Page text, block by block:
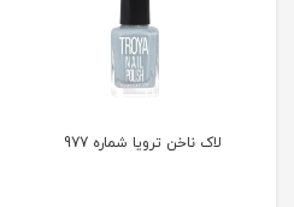
لاک ناخن ترویا شماره 977